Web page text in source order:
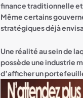
finance traditionnelle et
Même certains
stratégiques déjà
Une réalité au sein de
possède une industrie
d’afficher un